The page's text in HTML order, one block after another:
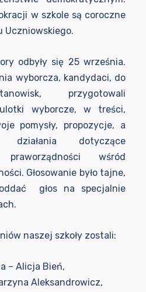
w szkole są coroczne
Uczniowskiego.
odbyły się 25 września.
wyborcza, kandydaci, do
przygotowali
wyborcze, w treści,
pomysły, propozycje, a
dotyczące
wśród
Głosowanie było tajne,
głos na specjalnie
naszej szkoły zostali:
– Alicja Bień,
Aleksandrowicz,